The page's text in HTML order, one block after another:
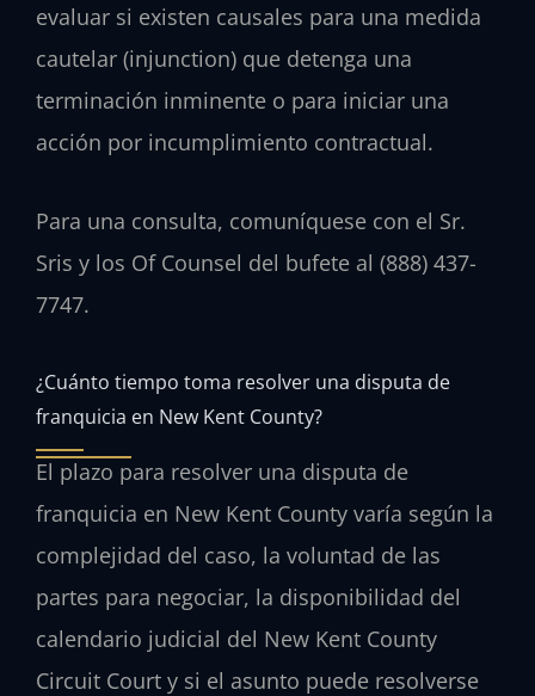
evaluar si existen causales para una medida
cautelar (injunction) que detenga una
terminación inminente o para iniciar una
acción por incumplimiento contractual.
Para una consulta, comuníquese con el Sr.
Sris y los Of Counsel del bufete al (888) 437-
7747.
¿Cuánto tiempo toma resolver una disputa de
franquicia en New Kent County?
El plazo para resolver una disputa de
franquicia en New Kent County varía según la
complejidad del caso, la voluntad de las
partes para negociar, la disponibilidad del
calendario judicial del New Kent County
Circuit Court y si el asunto puede resolverse